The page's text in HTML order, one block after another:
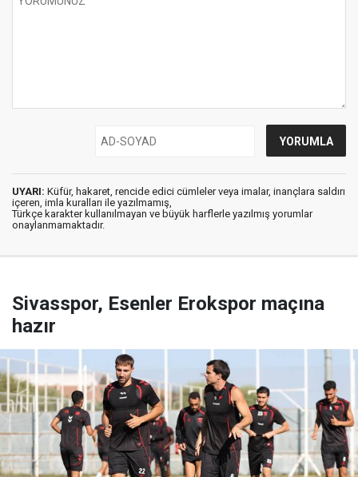
UYARI: Küfür, hakaret, rencide edici cümleler veya imalar, inançlara saldırı
içeren, imla kuralları ile yazılmamış,
Türkçe karakter kullanılmayan ve büyük harflerle yazılmış yorumlar
onaylanmamaktadır.
Sivasspor, Esenler Erokspor maçına
hazır